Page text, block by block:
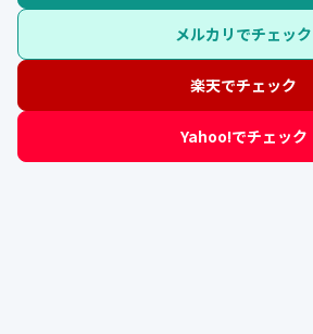
メルカリでチェック
楽天でチェック
Yahoo!でチェック